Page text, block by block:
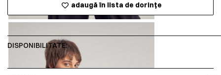
adaugă în lista de dorințe
DISPONIBILITATE: